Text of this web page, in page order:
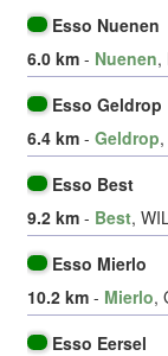
Esso Nuenen
6.0 km - Nuenen,
Esso Geldrop
6.4 km - Geldrop
Esso Best
9.2 km - Best,
Esso Mierlo
10.2 km - Mierlo,
Esso Eersel